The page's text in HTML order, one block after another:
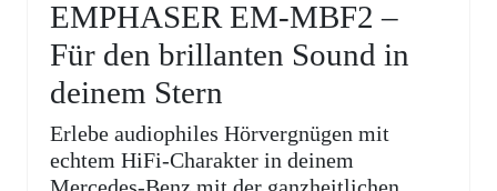
EMPHASER EM-MBF2 –
Für den brillanten Sound in
deinem Stern
Erlebe audiophiles Hörvergnügen mit
echtem HiFi-Charakter in deinem